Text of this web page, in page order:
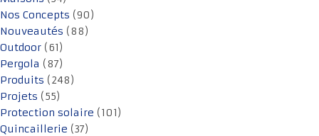
Nos Concepts (90)
Nouveautés (88)
Outdoor (61)
Pergola (87)
Produits (248)
Projets (55)
Protection solaire (101)
Quincaillerie (37)